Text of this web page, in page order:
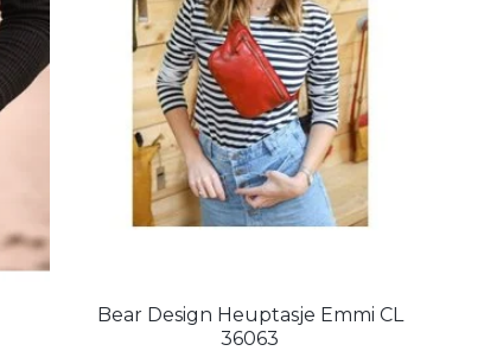
Bear Design Heuptasje Emmi CL
36063